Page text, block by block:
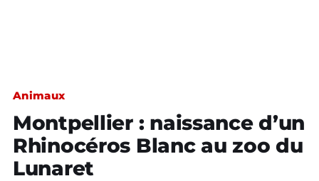
Animaux
Montpellier : naissance d’un
Rhinocéros Blanc au zoo du
Lunaret